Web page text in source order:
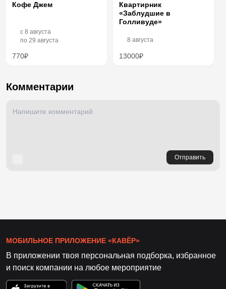
Кофе Джем
c 8 августа
по 29 августа
770₽
Квартирник
«Заблудшие в
Голливуде»
8 августа
13000₽
Комментарии
Отправить
МОБИЛЬНОЕ ПРИЛОЖЕНИЕ «КАВЁР»
В приложении твоя персональная подборка, избранное
и поиск компании на любое мероприятие